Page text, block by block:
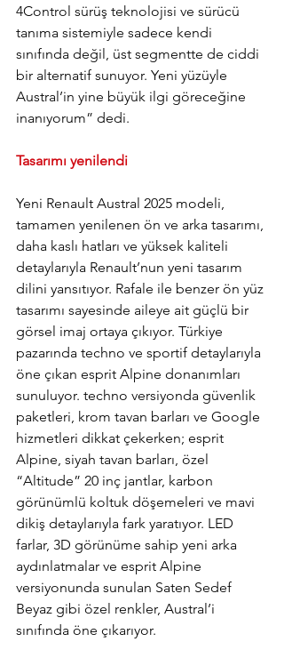
4Control sürüş teknolojisi ve sürücü
tanıma sistemiyle sadece kendi
sınıfında değil, üst segmentte de ciddi
bir alternatif sunuyor. Yeni yüzüyle
Austral’in yine büyük ilgi göreceğine
inanıyorum” dedi.
Tasarımı yenilendi
Yeni Renault Austral 2025 modeli,
tamamen yenilenen ön ve arka tasarımı,
daha kaslı hatları ve yüksek kaliteli
detaylarıyla Renault’nun yeni tasarım
dilini yansıtıyor. Rafale ile benzer ön yüz
tasarımı sayesinde aileye ait güçlü bir
görsel imaj ortaya çıkıyor. Türkiye
pazarında techno ve sportif detaylarıyla
öne çıkan esprit Alpine donanımları
sunuluyor. techno versiyonda güvenlik
paketleri, krom tavan barları ve Google
hizmetleri dikkat çekerken; esprit
Alpine, siyah tavan barları, özel
“Altitude” 20 inç jantlar, karbon
görünümlü koltuk döşemeleri ve mavi
dikiş detaylarıyla fark yaratıyor. LED
farlar, 3D görünüme sahip yeni arka
aydınlatmalar ve esprit Alpine
versiyonunda sunulan Saten Sedef
Beyaz gibi özel renkler, Austral’i
sınıfında öne çıkarıyor.